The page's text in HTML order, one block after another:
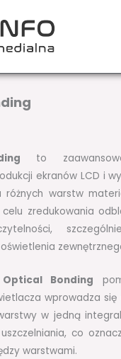
to
ekranów LCD i
różnych warstw
zredukowania
oświetlenia
Optical Bonding
wprowadza
w jedną
co
warstwami.